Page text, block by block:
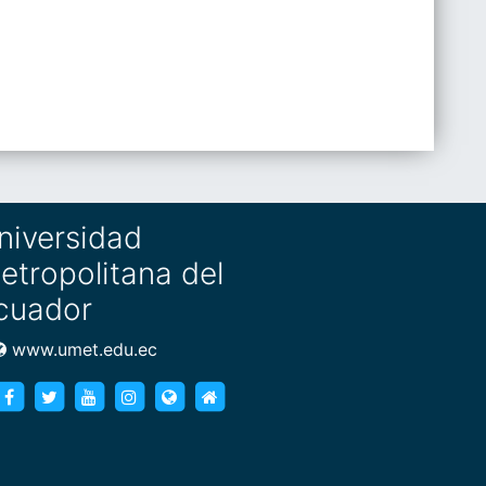
del
www.umet.edu.ec
https://www.facebook.com/umet.edu/
https://twitter.com/umet_edu
https://goo.gl/brXWJp
https://www.instagram.com/umet_edu/
https://www.umet.edu.ec